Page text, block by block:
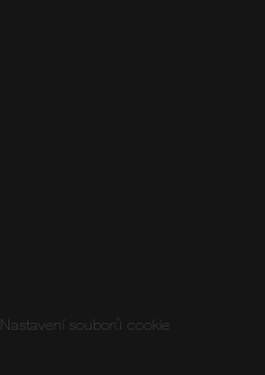
Nastavení souborů cookie